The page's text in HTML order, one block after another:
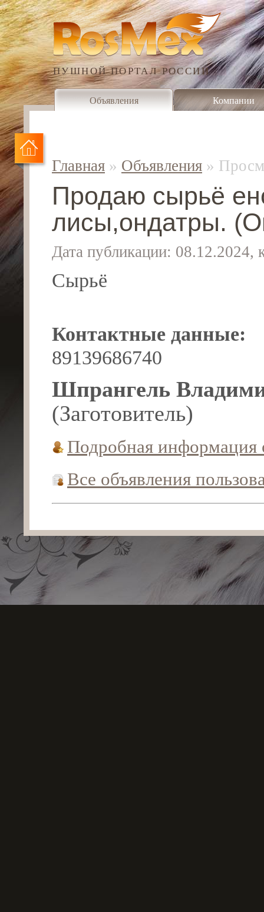
ПУШНОЙ ПОРТАЛ РОССИИ
Объявления Компании
Главная » Объявления »
Продаю сырьё
лисы,ондатры.
Дата публикации: 08.12.2024,
Сырьё
Контактные данные:
89139686740
Шпрангель
(Заготовитель)
Подробная
Все объявления